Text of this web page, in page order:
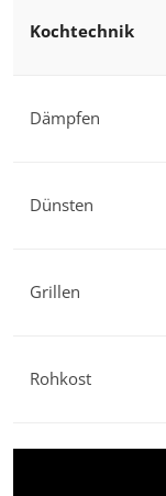
Kochtechnik
Dämpfen
Dünsten
Grillen
Rohkost